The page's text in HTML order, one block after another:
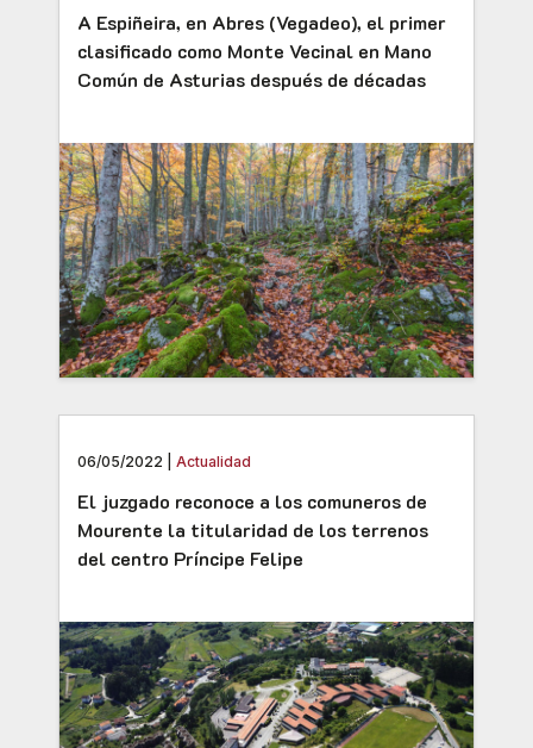
A Espiñeira, en Abres (Vegadeo), el primer
clasificado como Monte Vecinal en Mano
Común de Asturias después de décadas
06/05/2022 |Actualidad
El juzgado reconoce a los comuneros de
Mourente la titularidad de los terrenos
del centro Príncipe Felipe